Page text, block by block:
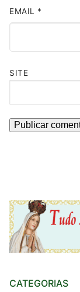
EMAIL *
SITE
CATEGORIAS